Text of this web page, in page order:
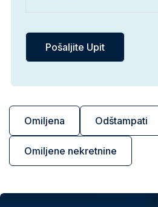
Omiljena Odštampati
Omiljene nekretnine